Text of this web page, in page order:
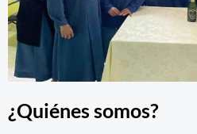
¿Quiénes somos?